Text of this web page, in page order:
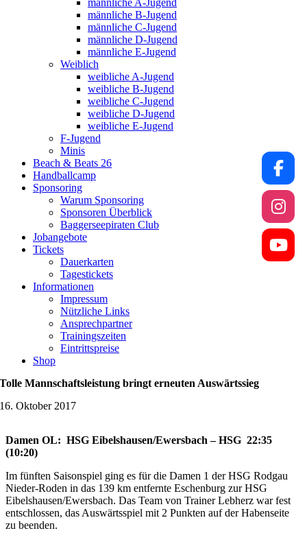
männliche A-Jugend
männliche B-Jugend
männliche C-Jugend
männliche D-Jugend
männliche E-Jugend
Weiblich
weibliche A-Jugend
weibliche B-Jugend
weibliche C-Jugend
weibliche D-Jugend
weibliche E-Jugend
F-Jugend
Minis
Beach & Beats 26
Handballcamp
Sponsoring
Warum Sponsoring
Sponsoren Überblick
Baggerseepiraten Club
Jobangebote
Tickets
Dauerkarten
Tagestickets
Informationen
Impressum
Nützliche Links
Ansprechpartner
Trainingszeiten
Eintrittspreise
Shop
Tolle Mannschaftsleistung bringt erneuten Auswärtssieg
16. Oktober 2017
Damen OL: HSG Eibelshausen/Ewersbach – HSG 22:35
(10:20)
Im fünften Saisonspiel ging es für die Damen 1 der HSG Rodgau
Nieder-Roden in das 139 km entfernte Eschenburg zur HSG
Eibelshausen/Ewersbach. Das Team von Trainer Lebherz war fest
entschlossen, das Auswärtsspiel mit 2 Punkten auf der Habenseite
zu beenden.